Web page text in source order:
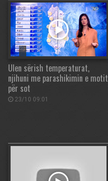
Ulen sërish temperaturat,
njihuni me parashikimin e motit
për sot
23/10 09:01